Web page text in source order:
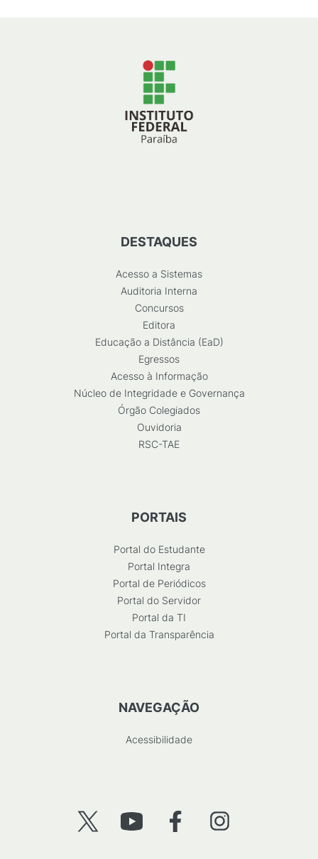
DESTAQUES
Acesso a Sistemas
Auditoria Interna
Concursos
Editora
Educação a Distância (EaD)
Egressos
Acesso à Informação
Núcleo de Integridade e Governança
Órgão Colegiados
Ouvidoria
RSC-TAE
PORTAIS
Portal do Estudante
Portal Integra
Portal de Periódicos
Portal do Servidor
Portal da TI
Portal da Transparência
NAVEGAÇÃO
Acessibilidade